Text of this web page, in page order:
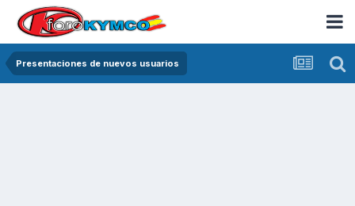
Presentaciones de nuevos usuarios